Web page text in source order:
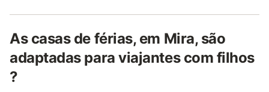
As casas de férias, em Mira, são
adaptadas para viajantes com filhos
?